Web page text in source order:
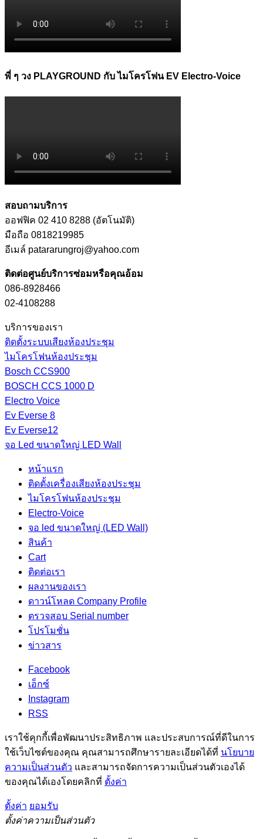
พี่ ๆ วง PLAYGROUND กับ ไมโครโฟน EV Electro-Voice
สอบถามบริการ
ออฟฟิค 02 410 8288 (อัตโนมัติ)
มือถือ 0818219985
อีเมล์ patararungroj@yahoo.com
ติดต่อศูนย์บริการซ่อมหรือคุณอ้อม
086-8928466
02-4108288
บริการของเรา
ติดตั้งระบบเสียงห้องประชุม
ไมโครโฟนห้องประชุม
Bosch CCS900
BOSCH CCS 1000 D
Electro Voice
Ev Everse 8
Ev Everse12
จอ Led ขนาดใหญ่ LED Wall
หน้าแรก
ติดตั้งเครื่องเสียงห้องประชุม
ไมโครโฟนห้องประชุม
Electro-Voice
จอ led ขนาดใหญ่ (LED Wall)
สินค้า
Cart
ติดต่อเรา
ผลงานของเรา
ดาวน์โหลด Company Profile
ตรวจสอบ Serial number
โปรโมชั่น
ข่าวสาร
Facebook
เอ็กซ์
Instagram
RSS
เราใช้คุกกี้เพื่อพัฒนาประสิทธิภาพ และประสบการณ์ที่ดีในการ
ใช้เว็บไซต์ของคุณ คุณสามารถศึกษารายละเอียดได้ที่ นโยบาย
ความเป็นส่วนตัว และสามารถจัดการความเป็นส่วนตัวเองได้
ของคุณได้เองโดยคลิกที่ ตั้งค่า
ตั้งค่า ยอมรับ
ตั้งค่าความเป็นส่วนตัว